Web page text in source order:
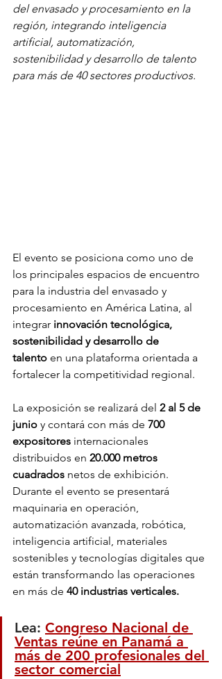
del envasado y procesamiento en la
región, integrando inteligencia
artificial, automatización,
sostenibilidad y desarrollo de talento
para más de 40 sectores productivos.
El evento se posiciona como uno de
los principales espacios de encuentro
para la industria del envasado y
procesamiento en América Latina, al
integrar innovación tecnológica,
sostenibilidad y desarrollo de
talento en una plataforma orientada a
fortalecer la competitividad regional.
La exposición se realizará del 2 al 5 de
junio y contará con más de 700
expositores internacionales
distribuidos en 20.000 metros
cuadrados netos de exhibición.
Durante el evento se presentará
maquinaria en operación,
automatización avanzada, robótica,
inteligencia artificial, materiales
sostenibles y tecnologías digitales que
están transformando las operaciones
en más de 40 industrias verticales.
Lea: Congreso Nacional de
Ventas reúne en Panamá a
más de 200 profesionales del
sector comercial